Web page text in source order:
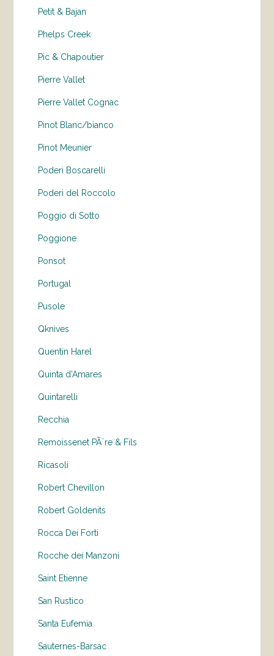
Petit & Bajan
Phelps Creek
Pic & Chapoutier
Pierre Vallet
Pierre Vallet Cognac
Pinot Blanc/bianco
Pinot Meunier
Poderi Boscarelli
Poderi del Roccolo
Poggio di Sotto
Poggione
Ponsot
Portugal
Pusole
Qknives
Quentin Harel
Quinta d'Amares
Quintarelli
Recchia
Remoissenet PÃ¨re & Fils
Ricasoli
Robert Chevillon
Robert Goldenits
Rocca Dei Forti
Rocche dei Manzoni
Saint Etienne
San Rustico
Santa Eufemia
Sauternes-Barsac